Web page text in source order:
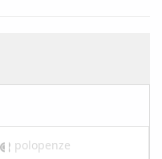
polopenze